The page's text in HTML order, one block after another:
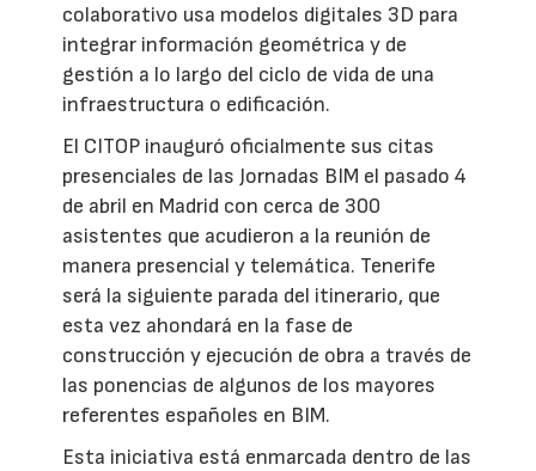
colaborativo usa modelos digitales 3D para
integrar información geométrica y de
gestión a lo largo del ciclo de vida de una
infraestructura o edificación.
El CITOP inauguró oficialmente sus citas
presenciales de las Jornadas BIM el pasado 4
de abril en Madrid con cerca de 300
asistentes que acudieron a la reunión de
manera presencial y telemática. Tenerife
será la siguiente parada del itinerario, que
esta vez ahondará en la fase de
construcción y ejecución de obra a través de
las ponencias de algunos de los mayores
referentes españoles en BIM.
Esta iniciativa está enmarcada dentro de las